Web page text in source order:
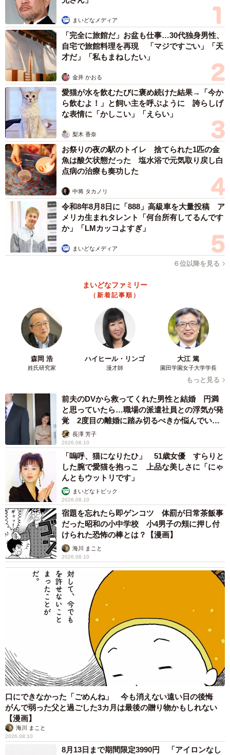
の人が「いる」と回答しました。
また、「働かないおばさんがいる」と回答した人に、「働
かないおばさんが仕事をしないで何をしているか」を聞い
たところ、「無駄話をしている」（64.1%）、「休憩が多
い（タバコを吸っている・お菓子を食べているなど）」
（39.4%）、「ボーっとしている」（35.2%）という結果に
なり、「働かないおじさん」と比較すると、順位は異なる
もののTOP3は同じ項目が並び、“働かない社員”の仕事中の
行動は性別問わず変わらないことが伺えたといいます。
6/9
“働かないおじさん”が、仕事をしなくなってしまった原因（提供画像）
「働かない社員が仕事をしなくなってしまった原因」につ
いては、「仕事への意欲がないから」が最も多く45.0%で
した。次いで「年功序列制度で成果を出さなくても給与が
上がるから」（41.0%）、「仕事を任されないから」
（26.3%）といった回答が続きました。なお、「その他」
の回答では「解雇制度がない職場のため」「上司が業務管
理をしていないから」といった回答も見られたといいま
す。
7/9
“働かないおじさん”が社内にいることでどのような悪影響があると思うか
（提供画像）
また、「働かない社員が社内にいることでどのような悪影
響がありますか」と聞いたところ、「周りの社員の士気が
下がる」（59.7%）、「働かない人の分の業務が回ってく
る」（49.0％）、「会社の経営圧迫（人件費）」（35.3%）
といった回答が上位に並びました。ちなみに、「特に悪影
響はない」と回答した人は9.0%となり、9割以上の方が何
かしらの悪影響を受けていることが伺えたそうです。ま
た、今まで一番驚いた「働かない社員の言動」については
以下のようなコメントが寄せられたといいます。
【今まで一番驚いた、働かない社員の言動】
▽自分が仕事をしたくないからと、パワハラで仕事を押し
付けて逃げる（37歳男性）
▽たばこ休憩に出かけて、30分後にトイレ休憩と言って30
まいどなメディア
「完全に旅館だ」お盆も仕事…30代独身男性、
自宅で旅館料理を再現 「マジですごい」「天
才だ」「私もまねしたい」
金井 かおる
愛猫が水を飲むたびに褒め続けた結果→「今か
ら飲むよ！」と飼い主を呼ぶように 誇らしげ
な表情に「かしこい」「えらい」
梨木 香奈
お祭りの夜の駅のトイレ 捨てられた1匹の金
魚は酸欠状態だった 塩水浴で元気取り戻し白
点病の治療も奏功した
中将 タカノリ
令和8年8月8日に「888」高級車を大量投稿 ア
メリカ生まれタレント「何台所有してるんです
か」「LMカッコよすぎ」
まいどなメディア
６位以降を見る
まいどなファミリー
（新着記事順）
森岡 浩
姓氏研究家
ハイヒール・リンゴ
漫才師
大江 篤
園田学園女子大学学長
もっと見る
前夫のDVから救ってくれた男性と結婚 円満
と思っていたら…職場の派遣社員との浮気が発
覚 2度目の離婚に踏み切るべきか悩んでいま
す【夫婦関係修復カウンセラーが解説】
長澤 芳子
2026.08.10
「嗚呼、猫になりたひ」 51歳女優 すらりと
した腕で愛猫を抱っこ 上品な美しさに「にゃ
んともウットリです」
まいどなトピック
2026.08.10
宿題を忘れたら即ゲンコツ 体罰が日常茶飯事
だった昭和の小中学校 小4男子の頬に押し付
けられた恐怖の棒とは？【漫画】
海川 まこと
2026.08.10
口にできなかった「ごめんね」 今も消えない遠い日の後悔
がんで弱った父と過ごした3カ月は最後の贈り物かもしれない
【漫画】
海川 まこと
2026.08.10
8月13日まで期間限定3990円 「アイロンなし